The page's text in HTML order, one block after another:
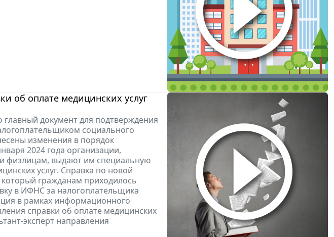
об оплате медицинских услуг
главный документ для подтверждения
социального
изменения в порядок
2024 года организации,
физлицам, выдают им специальную
услуг. Справка по новой
гражданам приходилось
в ИФНС за налогоплательщика
в рамках информационного
справки об оплате медицинских
эксперт направления